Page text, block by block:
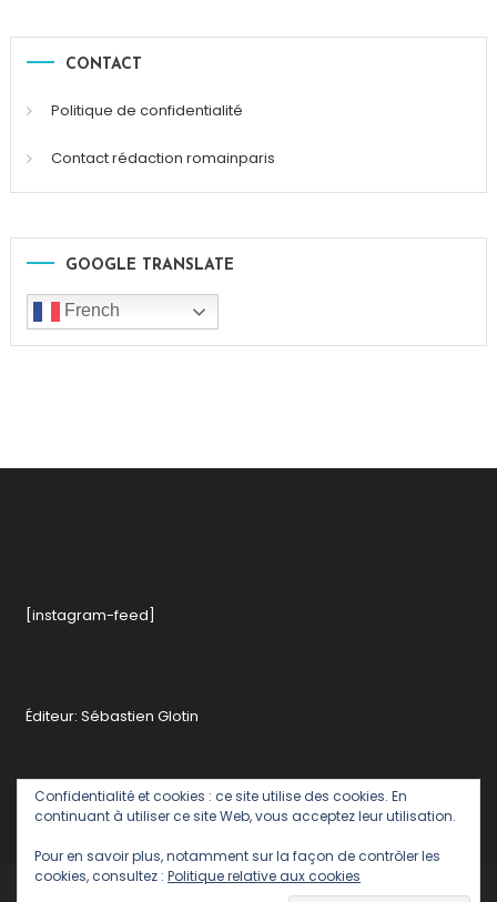
CONTACT
Politique de confidentialité
Contact rédaction romainparis
GOOGLE TRANSLATE
French
[instagram-feed]
Éditeur: Sébastien Glotin
Politique de confidentialité Contact rédaction romainparis
Confidentialité et cookies : ce site utilise des cookies. En
continuant à utiliser ce site Web, vous acceptez leur utilisation.
Pour en savoir plus, notamment sur la façon de contrôler les
cookies, consultez : Politique relative aux cookies